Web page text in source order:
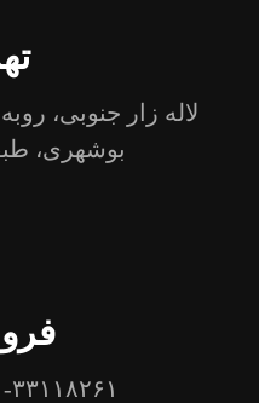
لاله زار جنوبی،
بوشهری،